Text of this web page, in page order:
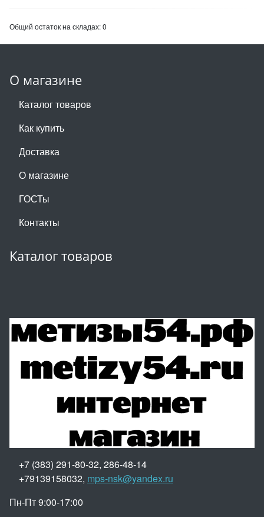
Общий остаток на складах:0
О магазине
Каталог товаров
Как купить
Доставка
О магазине
ГОСТы
Контакты
Каталог товаров
+7 (383) 291-80-32, 286-48-14
+79139158032, mps-nsk@yandex.ru
Пн-Пт 9:00-17:00